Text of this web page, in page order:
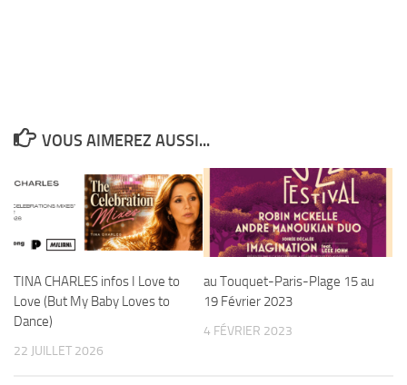
VOUS AIMEREZ AUSSI...
TINA CHARLES infos I Love to
Love (But My Baby Loves to
Dance)
22 JUILLET 2026
au Touquet-Paris-Plage 15 au
19 Février 2023
4 FÉVRIER 2023